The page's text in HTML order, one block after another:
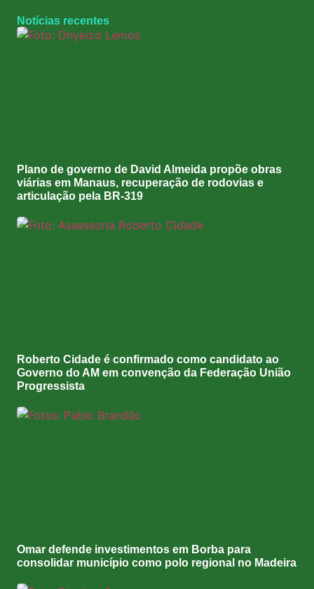
Notícias recentes
Plano de governo de David Almeida propõe obras
viárias em Manaus, recuperação de rodovias e
articulação pela BR-319
Roberto Cidade é confirmado como candidato ao
Governo do AM em convenção da Federação União
Progressista
Omar defende investimentos em Borba para
consolidar município como polo regional no Madeira